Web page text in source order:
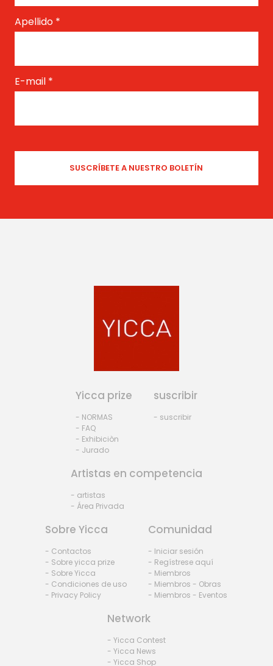
Apellido *
E-mail *
Yicca prize
- NORMAS
- FAQ
- Exhibiciòn
- Jurado
suscribir
- suscribir
Artistas en competencia
- artistas
- Área Privada
Sobre Yicca
- Contactos
- Sobre yicca prize
- Sobre Yicca
- Condiciones de uso
- Privacy Policy
Comunidad
- Iniciar sesión
- Regístrese aquí
- Miembros
- Miembros - Obras
- Miembros - Eventos
Network
- Yicca Contest
- Yicca News
- Yicca Shop